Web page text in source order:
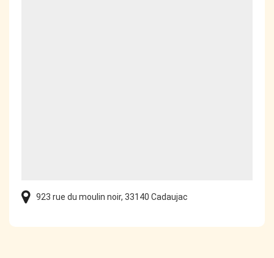
923 rue du moulin noir, 33140 Cadaujac